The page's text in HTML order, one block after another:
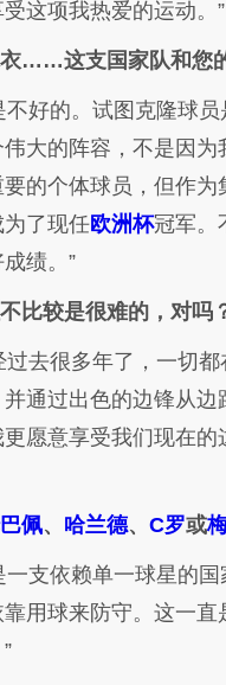
这项我热爱的运动。”
……这支国家队和您
不好的。试图克隆球
大的阵容，不是因
的个体球员，但作
了现任欧洲杯冠军。
绩。”
比较是很难的，对吗
过去很多年了，一切
通过出色的边锋从
愿意享受我们现在
佩、 哈兰德、 C罗或
一支依赖单一球星的
用球来防守。这一